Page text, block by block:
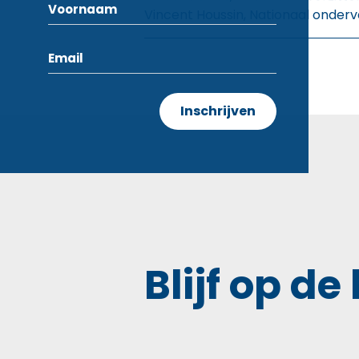
Vincent Houssin, Nationaal
Blijf op de